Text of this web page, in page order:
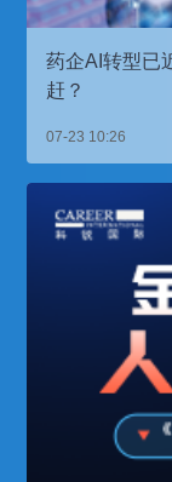
药企AI转型已
赶？
07-23 10:26